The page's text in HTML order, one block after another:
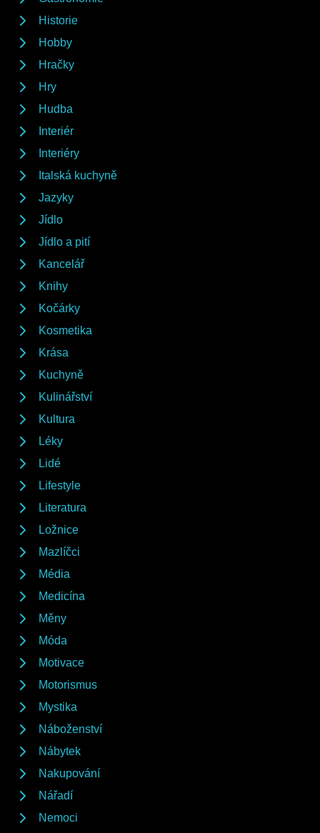
Historie
Hobby
Hračky
Hry
Hudba
Interiér
Interiéry
Italská kuchyně
Jazyky
Jídlo
Jídlo a pití
Kancelář
Knihy
Kočárky
Kosmetika
Krása
Kuchyně
Kulinářství
Kultura
Léky
Lidé
Lifestyle
Literatura
Ložnice
Mazlíčci
Média
Medicína
Měny
Móda
Motivace
Motorismus
Mystika
Náboženství
Nábytek
Nakupování
Nářadí
Nemoci